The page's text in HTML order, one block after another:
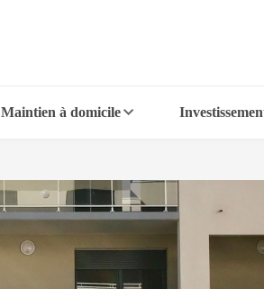
Maintien à domicile